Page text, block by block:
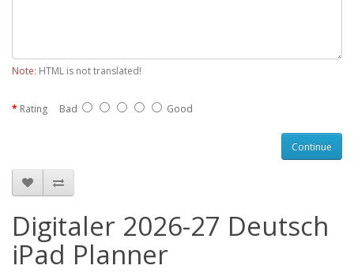
Note: HTML is not translated!
Rating Bad Good
Continue
Digitaler 2026-27 Deutsch
iPad Planner